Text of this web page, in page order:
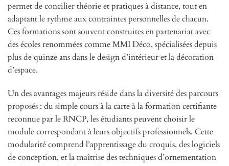
permet de concilier théorie et pratiques à distance, tout en
adaptant le rythme aux contraintes personnelles de chacun.
Ces formations sont souvent construites en partenariat avec
des écoles renommées comme MMI Déco, spécialisées depuis
plus de quinze ans dans le design d’intérieur et la décoration
d’espace.
Un des avantages majeurs réside dans la diversité des parcours
proposés : du simple cours à la carte à la formation certifiante
reconnue par le RNCP, les étudiants peuvent choisir le
module correspondant à leurs objectifs professionnels. Cette
modularité comprend l’apprentissage du croquis, des logiciels
de conception, et la maîtrise des techniques d’ornementation